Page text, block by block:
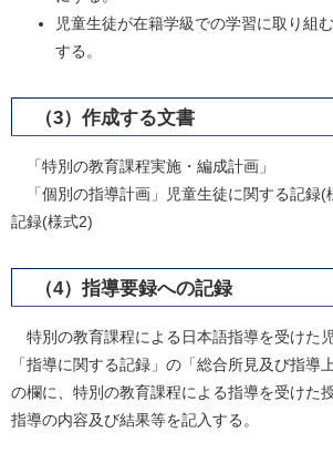
児童生徒が在籍学級での学習に取り組
する。
（3）作成する文書
「特別の教育課程実施・編成計画」
「個別の指導計画」児童生徒に関する記録(
記録(様式2)
（4）指導要録への記録
特別の教育課程による日本語指導を受けた
「指導に関する記録」の「総合所見及び指導
の欄に、特別の教育課程による指導を受けた
指導の内容及び結果等を記入する。